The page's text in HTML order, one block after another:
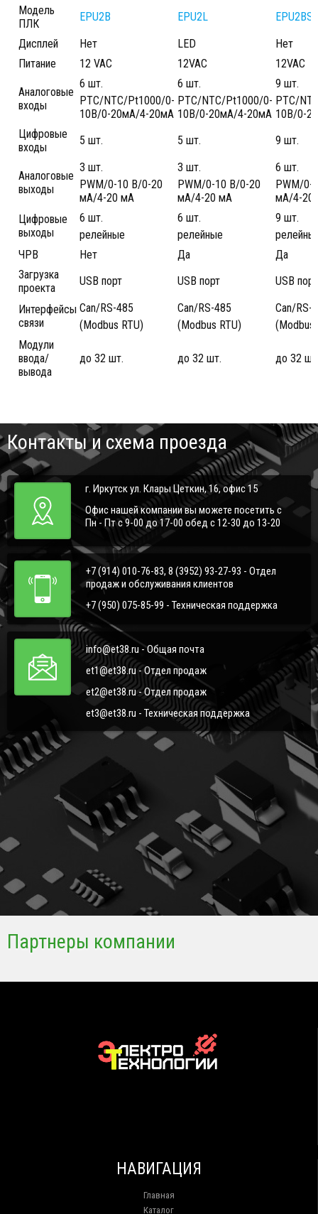
Модель
ПЛК
EPU2B EPU2L
Дисплей
Нет LED
Нет
Питание
12 VAC 12VAC 12VAC
Аналоговые
входы
6 шт.
PTC/NTC/Pt1000/0-
10В/0-20мА/4-20мА
6 шт.
PTC/NTC/Pt1000/0-
10В/0-20мА/4-20мА
9 шт.
PTC/
10В/0-
Цифровые
входы
5 шт. 5 шт. 9 шт.
Аналоговые
выходы
3 шт.
PWM/0-10 В/0-20
мА/4-20 мА
3 шт.
PWM/0-10 В/0-20
мА/4-20 мА
6 шт.
PWM/0-
мА/4-20
Цифровые
выходы
6 шт.
релейные
6 шт.
релейные
9 шт.
ЧРВ
Нет Да
Да
Загрузка
проекта
USB порт USB порт USB порт
Интерфейсы
связи
Can/RS-485
(Modbus RTU)
Can/RS-485
(Modbus RTU)
Can/RS-
(Modbus
Модули
ввода/
вывода
до 32 шт. до 32 шт. до 32
Контакты и схема проезда
г. Иркутск ул. Клары Цеткин, 16, офис 15
Офис нашей компании вы можете посетить с
Пн - Пт с 9-00 до 17-00 обед с 12-30 до 13-20
+7 (914) 010-76-83, 8 (3952) 93-27-93 - Отдел
продаж и обслуживания клиентов
+7 (950) 075-85-99 - Техническая поддержка
info@et38.ru - Общая почта
et1@et38.ru - Отдел продаж
et2@et38.ru - Отдел продаж
et3@et38.ru - Техническая поддержка
Партнеры компании
НАВИГАЦИЯ
Главная
Каталог